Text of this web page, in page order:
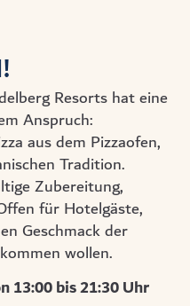
Resorts hat eine
Anspruch:
aus dem Pizzaofen,
Tradition.
Zubereitung,
für Hotelgäste,
Geschmack der
kommen wollen.
13:00 bis 21:30 Uhr